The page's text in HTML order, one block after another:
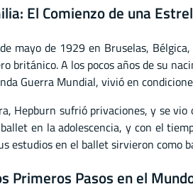
El Comienzo de una
mayo de 1929 en Bruselas,
británico. A los pocos años de su
Guerra Mundial, vivió en
Hepburn sufrió privaciones, y se
en la adolescencia, y con el
estudios en el ballet sirvieron como
Primeros Pasos en el